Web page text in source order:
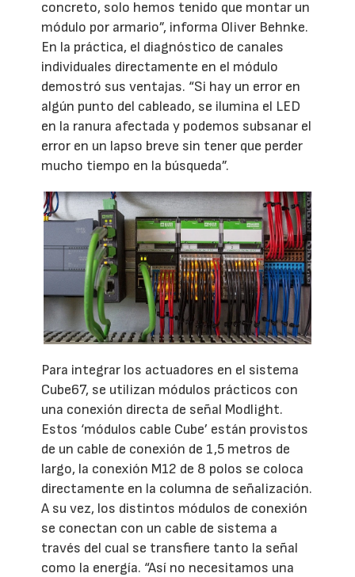
concreto, solo hemos tenido que montar un
módulo por armario”, informa Oliver Behnke.
En la práctica, el diagnóstico de canales
individuales directamente en el módulo
demostró sus ventajas. “Si hay un error en
algún punto del cableado, se ilumina el LED
en la ranura afectada y podemos subsanar el
error en un lapso breve sin tener que perder
mucho tiempo en la búsqueda”.
Para integrar los actuadores en el sistema
Cube67, se utilizan módulos prácticos con
una conexión directa de señal Modlight.
Estos ‘módulos cable Cube’ están provistos
de un cable de conexión de 1,5 metros de
largo, la conexión M12 de 8 polos se coloca
directamente en la columna de señalización.
A su vez, los distintos módulos de conexión
se conectan con un cable de sistema a
través del cual se transfiere tanto la señal
como la energía. “Así no necesitamos una